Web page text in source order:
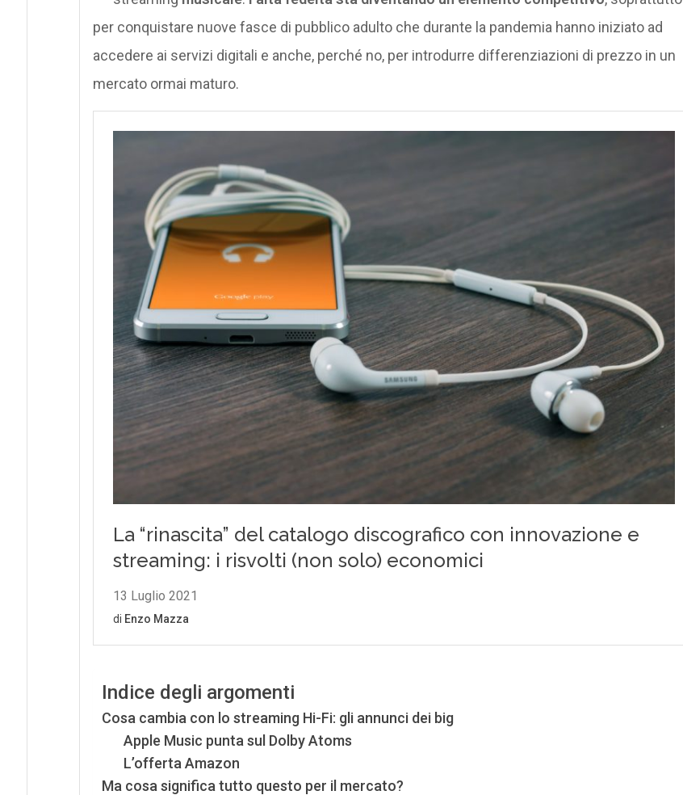
per conquistare nuove fasce di pubblico adulto che durante la pandemia hanno iniziato ad
accedere ai servizi digitali e anche, perché no, per introdurre differenziazioni di prezzo in un
mercato ormai maturo.
Indice degli argomenti
Cosa cambia con lo streaming Hi-Fi: gli annunci dei big
Apple Music punta sul Dolby Atoms
L’offerta Amazon
Ma cosa significa tutto questo per il mercato?